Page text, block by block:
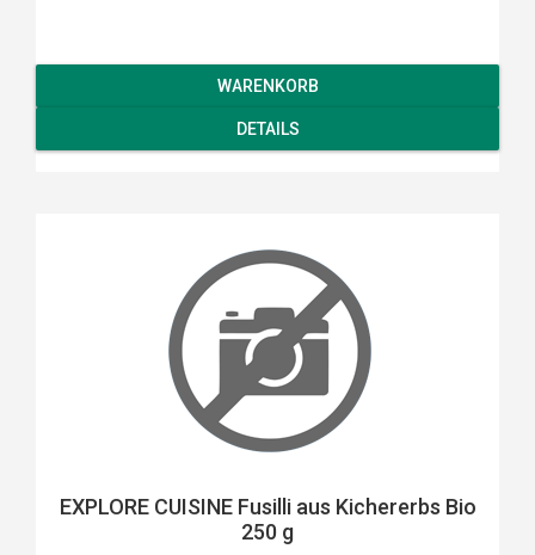
WARENKORB
DETAILS
EXPLORE CUISINE Fusilli aus Kichererbs Bio
250 g